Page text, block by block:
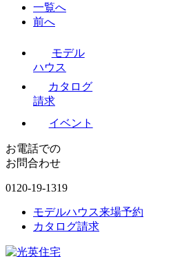
一覧へ
前へ
モデル
ハウス
カタログ
請求
イベント
お電話での
お問合わせ
0120-19-1319
モデルハウス来場予約
カタログ請求